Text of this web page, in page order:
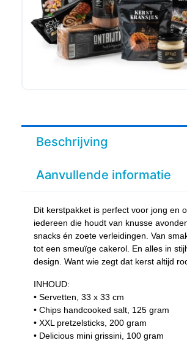
Beschrijving
Aanvullende informatie
Dit kerstpakket is perfect voor jong en
iedereen die houdt van knusse
snacks én zoete verleidingen. Van
tot een smeuïge cakerol. En alles in
design. Want wie zegt dat kerst altijd
INHOUD:
• Servetten, 33 x 33 cm
• Chips handcooked salt, 125 gram
• XXL pretzelsticks, 200 gram
• Delicious mini grissini, 100 gram